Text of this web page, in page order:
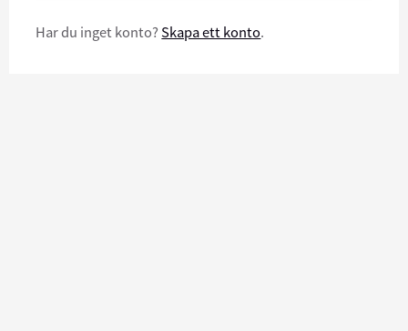
Har du inget konto? Skapa ett konto.